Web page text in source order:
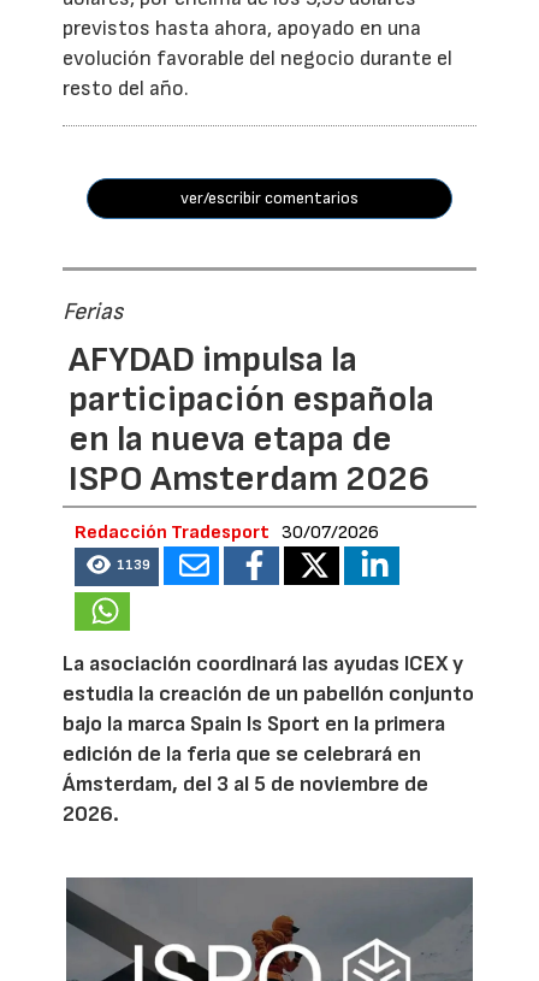
previstos hasta ahora, apoyado en una
evolución favorable del negocio durante el
resto del año.
ver/escribir comentarios
Ferias
AFYDAD impulsa la
participación española
en la nueva etapa de
ISPO Amsterdam 2026
Redacción Tradesport 30/07/2026
1139
La asociación coordinará las ayudas ICEX y
estudia la creación de un pabellón conjunto
bajo la marca Spain Is Sport en la primera
edición de la feria que se celebrará en
Ámsterdam, del 3 al 5 de noviembre de
2026.